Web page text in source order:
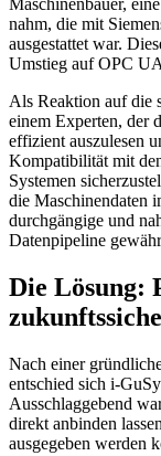
nahm, die mit
ausgestattet war.
Umstieg auf OPC
Als Reaktion auf die
einem Experten, der
effizient auszulesen
Kompatibilität mit
Systemen
die Maschinendaten
durchgängige und
Datenpipeline
Die Lösung:
Nach einer
entschied sich i-
Ausschlaggebend
direkt anbinden
ausgegeben werden